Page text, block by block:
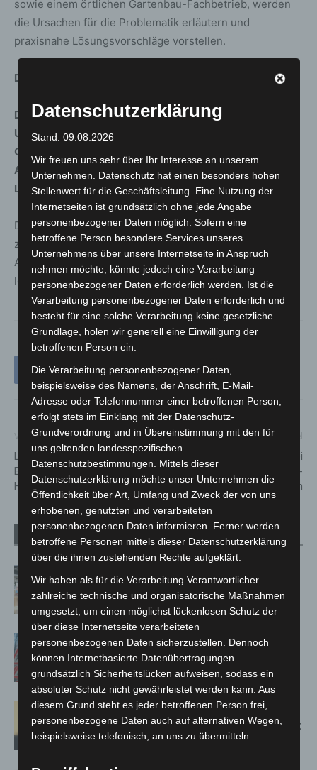
sowie einem örtlichen Gartenbau-Fachbetrieb, werden
die Ursachen für die Problematik erläutern und
praxisnahe Lösungsvorschläge vorstellen.
Die Veranstaltung findet statt am:
Datum: Donnerstag, 16. Mai 2024
Uhrzeit: 18:00 Uhr
Ort: Aula des Gymnasiums Langenhagen
Adresse: Theodor-Heuss-Straße 51, 30853
Langenhagen
Die Vertreter der Stadt Langenhagen freuen sich auf ein
zahlreiches Erscheinen und einen konstruktiven
Austausch. Ziel ist es gemeinsam Langenhagen
lebenswerter und klimafreundlicher zu gestalten.
Vorheriger Artikel
Langenhagen:
Bürgersprechstunde bei Mirko
Heuer
Nächster Artikel
Ein Todesopfer bei
Wohnungsbrand in Hannover-
Ricklingen
Verwandte Artikel Mehr vom Autor
Kunst trifft Weingenuss: Barbara-
Susann Mehring zeigt ihre Werke im
Jacques’ Wein-Depot Isernhagen
A2: Zweite Turbobaustelle startet
zwischen Hannover-West und
Bothfeld
Hannover: Erste Tigermücken-
Population in Niedersachsen entdeckt
Datenschutzerklärung
Stand: 09.08.2026
Wir freuen uns sehr über Ihr Interesse an unserem
Unternehmen. Datenschutz hat einen besonders hohen
Stellenwert für die Geschäftsleitung. Eine Nutzung der
Internetseiten ist grundsätzlich ohne jede Angabe
personenbezogener Daten möglich. Sofern eine
betroffene Person besondere Services unseres
Unternehmens über unsere Internetseite in Anspruch
nehmen möchte, könnte jedoch eine Verarbeitung
personenbezogener Daten erforderlich werden. Ist die
Verarbeitung personenbezogener Daten erforderlich und
besteht für eine solche Verarbeitung keine gesetzliche
Grundlage, holen wir generell eine Einwilligung der
betroffenen Person ein.
Die Verarbeitung personenbezogener Daten,
beispielsweise des Namens, der Anschrift, E-Mail-
Adresse oder Telefonnummer einer betroffenen Person,
erfolgt stets im Einklang mit der Datenschutz-
Grundverordnung und in Übereinstimmung mit den für
uns geltenden landesspezifischen
Datenschutzbestimmungen. Mittels dieser
Datenschutzerklärung möchte unser Unternehmen die
Öffentlichkeit über Art, Umfang und Zweck der von uns
erhobenen, genutzten und verarbeiteten
personenbezogenen Daten informieren. Ferner werden
betroffene Personen mittels dieser Datenschutzerklärung
über die ihnen zustehenden Rechte aufgeklärt.
Wir haben als für die Verarbeitung Verantwortlicher
zahlreiche technische und organisatorische Maßnahmen
umgesetzt, um einen möglichst lückenlosen Schutz der
über diese Internetseite verarbeiteten
personenbezogenen Daten sicherzustellen. Dennoch
können Internetbasierte Datenübertragungen
grundsätzlich Sicherheitslücken aufweisen, sodass ein
absoluter Schutz nicht gewährleistet werden kann. Aus
diesem Grund steht es jeder betroffenen Person frei,
personenbezogene Daten auch auf alternativen Wegen,
beispielsweise telefonisch, an uns zu übermitteln.